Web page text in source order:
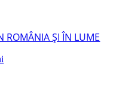
ROMÂNIA ŞI ÎN LUME